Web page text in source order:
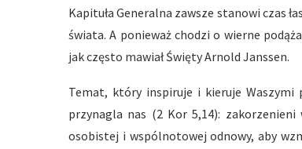
Kapituła Generalna zawsze stanowi czas
świata. A ponieważ chodzi o wierne
jak często mawiał Święty Arnold Janssen.
Temat, który inspiruje i kieruje Waszymi
przynagla nas (2 Kor 5,14): zakorzenieni
osobistej i wspólnotowej odnowy, aby